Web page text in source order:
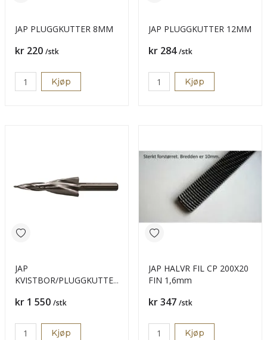
JAP PLUGGKUTTER 8MM
Pris
kr 220 /stk
Kjøp
JAP PLUGGKUTTER 12MM
Pris
kr 284 /stk
Kjøp
JAP
KVISTBOR/PLUGGKUTTER
Pris
kr 1 550 /stk
Kjøp
JAP HALVR FIL CP 200X20
FIN 1,6mm
Pris
kr 347 /stk
Kjøp